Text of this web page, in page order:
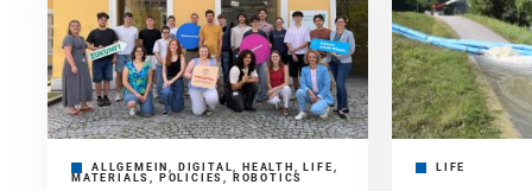
ALLGEMEIN, DIGITAL, HEALTH, LIFE,
MATERIALS, POLICIES, ROBOTICS
LIFE